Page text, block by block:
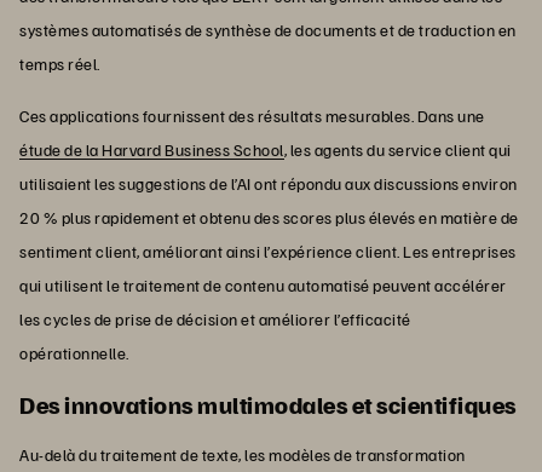
systèmes automatisés de synthèse de documents et de traduction en
temps réel.
Ces applications fournissent des résultats mesurables. Dans une
étude de la Harvard Business School, les agents du service client qui
utilisaient les suggestions de l’AI ont répondu aux discussions environ
20 % plus rapidement et obtenu des scores plus élevés en matière de
sentiment client, améliorant ainsi l’expérience client. Les entreprises
qui utilisent le traitement de contenu automatisé peuvent accélérer
les cycles de prise de décision et améliorer l’efficacité
opérationnelle.
Des innovations multimodales et scientifiques
Au-delà du traitement de texte, les modèles de transformation